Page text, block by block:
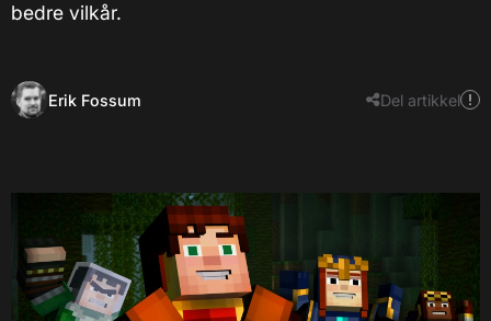
bedre vilkår.
Erik Fossum Del artikkel